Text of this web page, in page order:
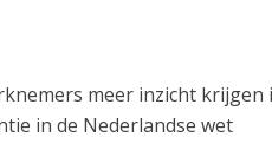
meer inzicht krijgen
in de Nederlandse wet